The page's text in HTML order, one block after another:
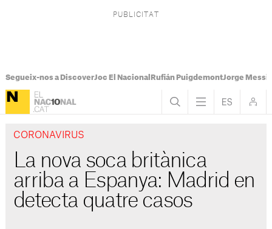
Segueix-nos a DiscoverJoc El Nacional Rufián PuigdemontJorge Messi
CORONAVIRUS
La nova soca britànica
arriba a Espanya: Madrid en
detecta quatre casos